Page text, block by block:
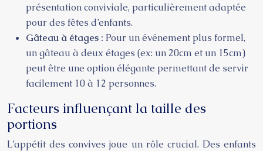
présentation conviviale, particulièrement adaptée
pour des fêtes d’enfants.
Gâteau à étages : Pour un événement plus formel,
un gâteau à deux étages (ex: un 20cm et un 15cm)
peut être une option élégante permettant de servir
facilement 10 à 12 personnes.
Facteurs influençant la taille des
portions
L’appétit des convives joue un rôle crucial. Des enfants